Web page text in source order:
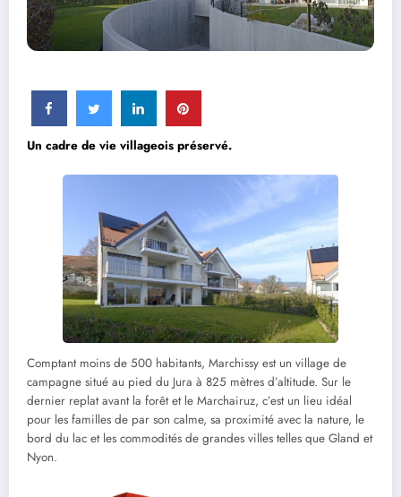
Un cadre de vie villageois préservé.
Comptant moins de 500 habitants, Marchissy est un village de
campagne situé au pied du Jura à 825 mètres d’altitude. Sur le
dernier replat avant la forêt et le Marchairuz, c’est un lieu idéal
pour les familles de par son calme, sa proximité avec la nature, le
bord du lac et les commodités de grandes villes telles que Gland et
Nyon.